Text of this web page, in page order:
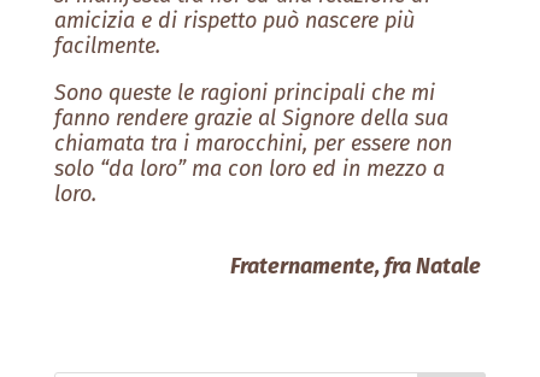
amicizia e di rispetto può nascere più
facilmente.
Sono queste le ragioni principali che mi
fanno rendere grazie al Signore della sua
chiamata tra i marocchini, per essere non
solo “da loro” ma con loro ed in mezzo a
loro.
Fraternamente, fra Natale